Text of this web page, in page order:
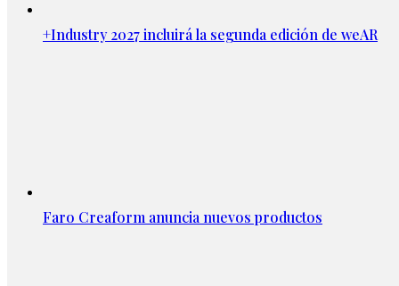
+Industry 2027 incluirá la segunda edición de weAR
Faro Creaform anuncia nuevos productos